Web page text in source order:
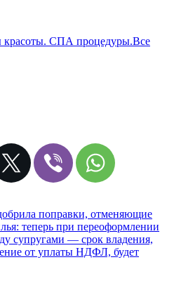
красоты. СПА процедуры.Все
поправки, отменяющие
теперь при переоформлении
супругами — срок владения,
от уплаты НДФЛ, будет